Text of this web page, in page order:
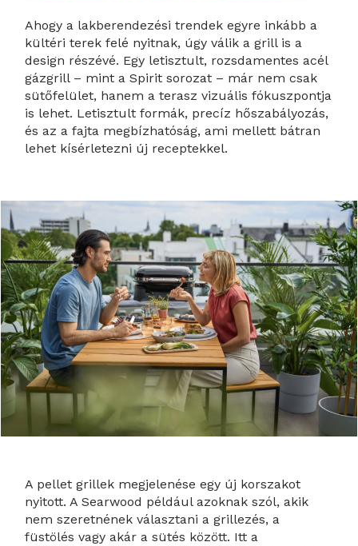
Ahogy a lakberendezési trendek egyre inkább a
kültéri terek felé nyitnak, úgy válik a grill is a
design részévé. Egy letisztult, rozsdamentes acél
gázgrill – mint a Spirit sorozat – már nem csak
sütőfelület, hanem a terasz vizuális fókuszpontja
is lehet. Letisztult formák, precíz hőszabályozás,
és az a fajta megbízhatóság, ami mellett bátran
lehet kísérletezni új receptekkel.
A pellet grillek megjelenése egy új korszakot
nyitott. A Searwood például azoknak szól, akik
nem szeretnének választani a grillezés, a
füstölés vagy akár a sütés között. Itt a